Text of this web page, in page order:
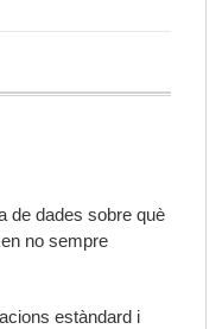
de dades sobre què
no sempre
estàndard i